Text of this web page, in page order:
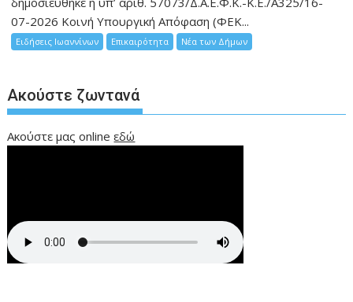
07-2026 Κοινή Υπουργική Απόφαση (ΦΕΚ...
Ειδήσεις Ιωαννίνων Επικαιρότητα Νέα των Δήμων
Ακούστε ζωντανά
Ακούστε μας onlineεδώ